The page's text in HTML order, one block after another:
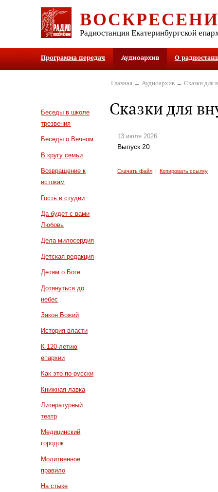
Радиостанция Екатеринбургской
Программа передач Аудиоархив О
Беседы в школе
трезвения
Беседы о Вечном
В кругу семьи
Возвращение к
истокам
Гость в студии
Да будет с вами
Любовь
Дела милосердия
Детская редакция
Детям о Боге
Дотянуться до
небес
Закон Божий
История власти
К 120-летию
епархии
Как это по-русски
Книжная лавка
Литературный
театр
Медицинский
городок
Молитвенное
правило
На стыке
Главная→ Аудиоархив→ Сказки для
Сказки для
13 июля 2026
Выпуск 20
Скачать файл |Копировать ссылку